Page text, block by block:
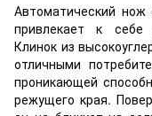
Автоматический
привлекает к себе
Клинок из
отличными
проникающей
режущего края.